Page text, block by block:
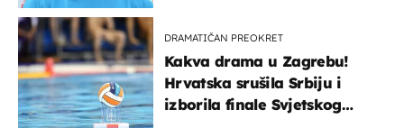
DRAMATIČAN PREOKRET
Kakva drama u Zagrebu!
Hrvatska srušila Srbiju i
izborila finale Svjetskog